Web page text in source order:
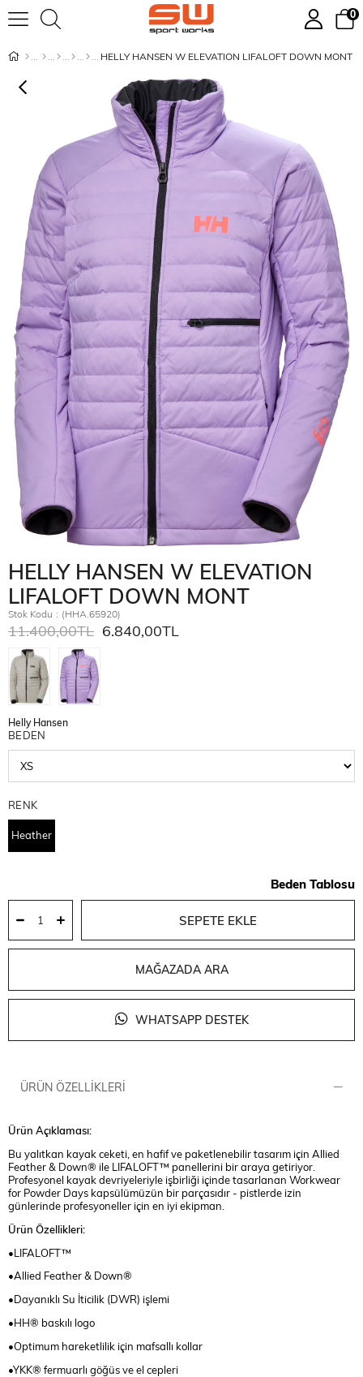
0
HELLY HANSEN W ELEVATION LIFALOFT DOWN MONT
HELLY HANSEN W ELEVATION
LIFALOFT DOWN MONT
Stok Kodu (HHA.65920)
11.400,00TL 6.840,00TL
Helly Hansen
BEDEN
RENK
Heather
Beden Tablosu
MAĞAZADA ARA
WHATSAPP DESTEK
ÜRÜN ÖZELLIKLERI
Ürün Açıklaması:
Bu yalıtkan kayak ceketi, en hafif ve paketlenebilir tasarım için Allied
Feather & Down® ile LIFALOFT™ panellerini bir araya getiriyor.
Profesyonel kayak devriyeleriyle işbirliği içinde tasarlanan Workwear
for Powder Days kapsülümüzün bir parçasıdır - pistlerde izin
günlerinde profesyoneller için en iyi ekipman.
Ürün Özellikleri:
•LIFALOFT™
•Allied Feather & Down®
•Dayanıklı Su İticilik (DWR) işlemi
•HH® baskılı logo
•Optimum hareketlilik için mafsallı kollar
•YKK® fermuarlı göğüs ve el cepleri